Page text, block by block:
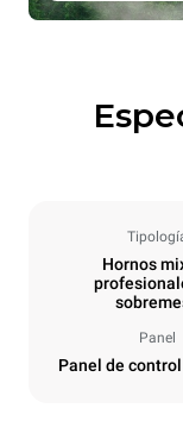
Hornos
Panel
Panel de